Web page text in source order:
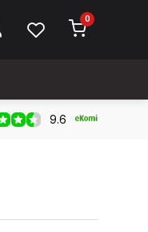
0
van 09:00 tot
9.6